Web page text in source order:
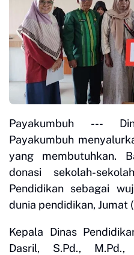
Payakumbuh ---
Payakumbuh
yang membutuhkan.
donasi sekolah-
Pendidikan sebagai
dunia pendidikan, Jumat
Kepala Dinas
Dasril, S.Pd., M.Pd.,